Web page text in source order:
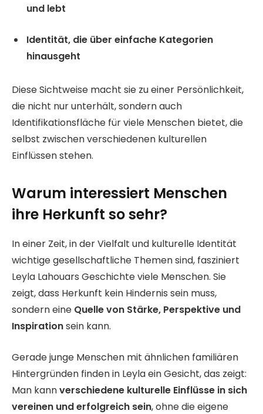
und lebt
Identität, die über einfache Kategorien
hinausgeht
Diese Sichtweise macht sie zu einer Persönlichkeit,
die nicht nur unterhält, sondern auch
Identifikationsfläche für viele Menschen bietet, die
selbst zwischen verschiedenen kulturellen
Einflüssen stehen.
Warum interessiert Menschen
ihre Herkunft so sehr?
In einer Zeit, in der Vielfalt und kulturelle Identität
wichtige gesellschaftliche Themen sind, fasziniert
Leyla Lahouars Geschichte viele Menschen. Sie
zeigt, dass Herkunft kein Hindernis sein muss,
sondern eine Quelle von Stärke, Perspektive und
Inspirationsein kann.
Gerade junge Menschen mit ähnlichen familiären
Hintergründen finden in Leyla ein Gesicht, das zeigt:
Man kannverschiedene kulturelle Einflüsse in sich
vereinen und erfolgreich sein, ohne die eigene